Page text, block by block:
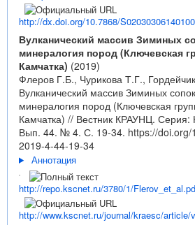
http://dx.doi.org/10.7868/
Вулканический массив Зиминых
минералогия пород (Ключевская
Камчатка) (2019)
Флеров Г.Б., Чурикова Т.Г.,
Вулканический массив Зиминых
минералогия пород (Ключевская
Камчатка) // Вестник КРАУНЦ. Серия:
Вып. 44. № 4. С. 19-34. https://
2019-4-44-19-34
Аннотация
http://repo.kscnet.ru/3780/1/
http://www.kscnet.ru/journal/kraesc/article/